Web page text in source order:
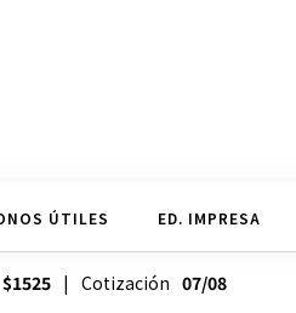
ÚTILES ED. IMPRESA
$1525| Cotización 07/08